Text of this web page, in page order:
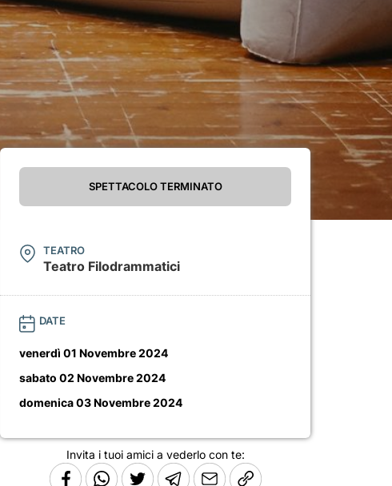
SPETTACOLO TERMINATO
TEATRO
Teatro Filodrammatici
DATE
venerdì 01 Novembre 2024
sabato 02 Novembre 2024
domenica 03 Novembre 2024
Invita i tuoi amici a vederlo con te: